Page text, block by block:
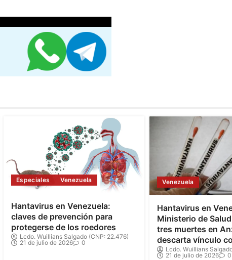
Especiales Venezuela
Hantavirus en Venezuela:
claves de prevención para
protegerse de los roedores
Lcdo. Wuillians Salgado (CNP: 22.476)
21 de julio de 2026
0
Venezuela
Hantavirus en
Ministerio de
tres muertes en
descarta vínculo
Lcdo. Wuillians
21 de julio de 2026
0